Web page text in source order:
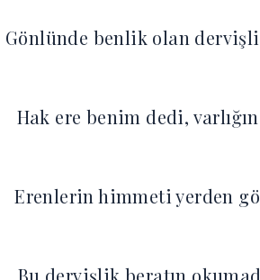
Gönlünde benlik olan
Hak ere benim dedi,
Erenlerin himmeti yerden
Bu dervişlik beratın